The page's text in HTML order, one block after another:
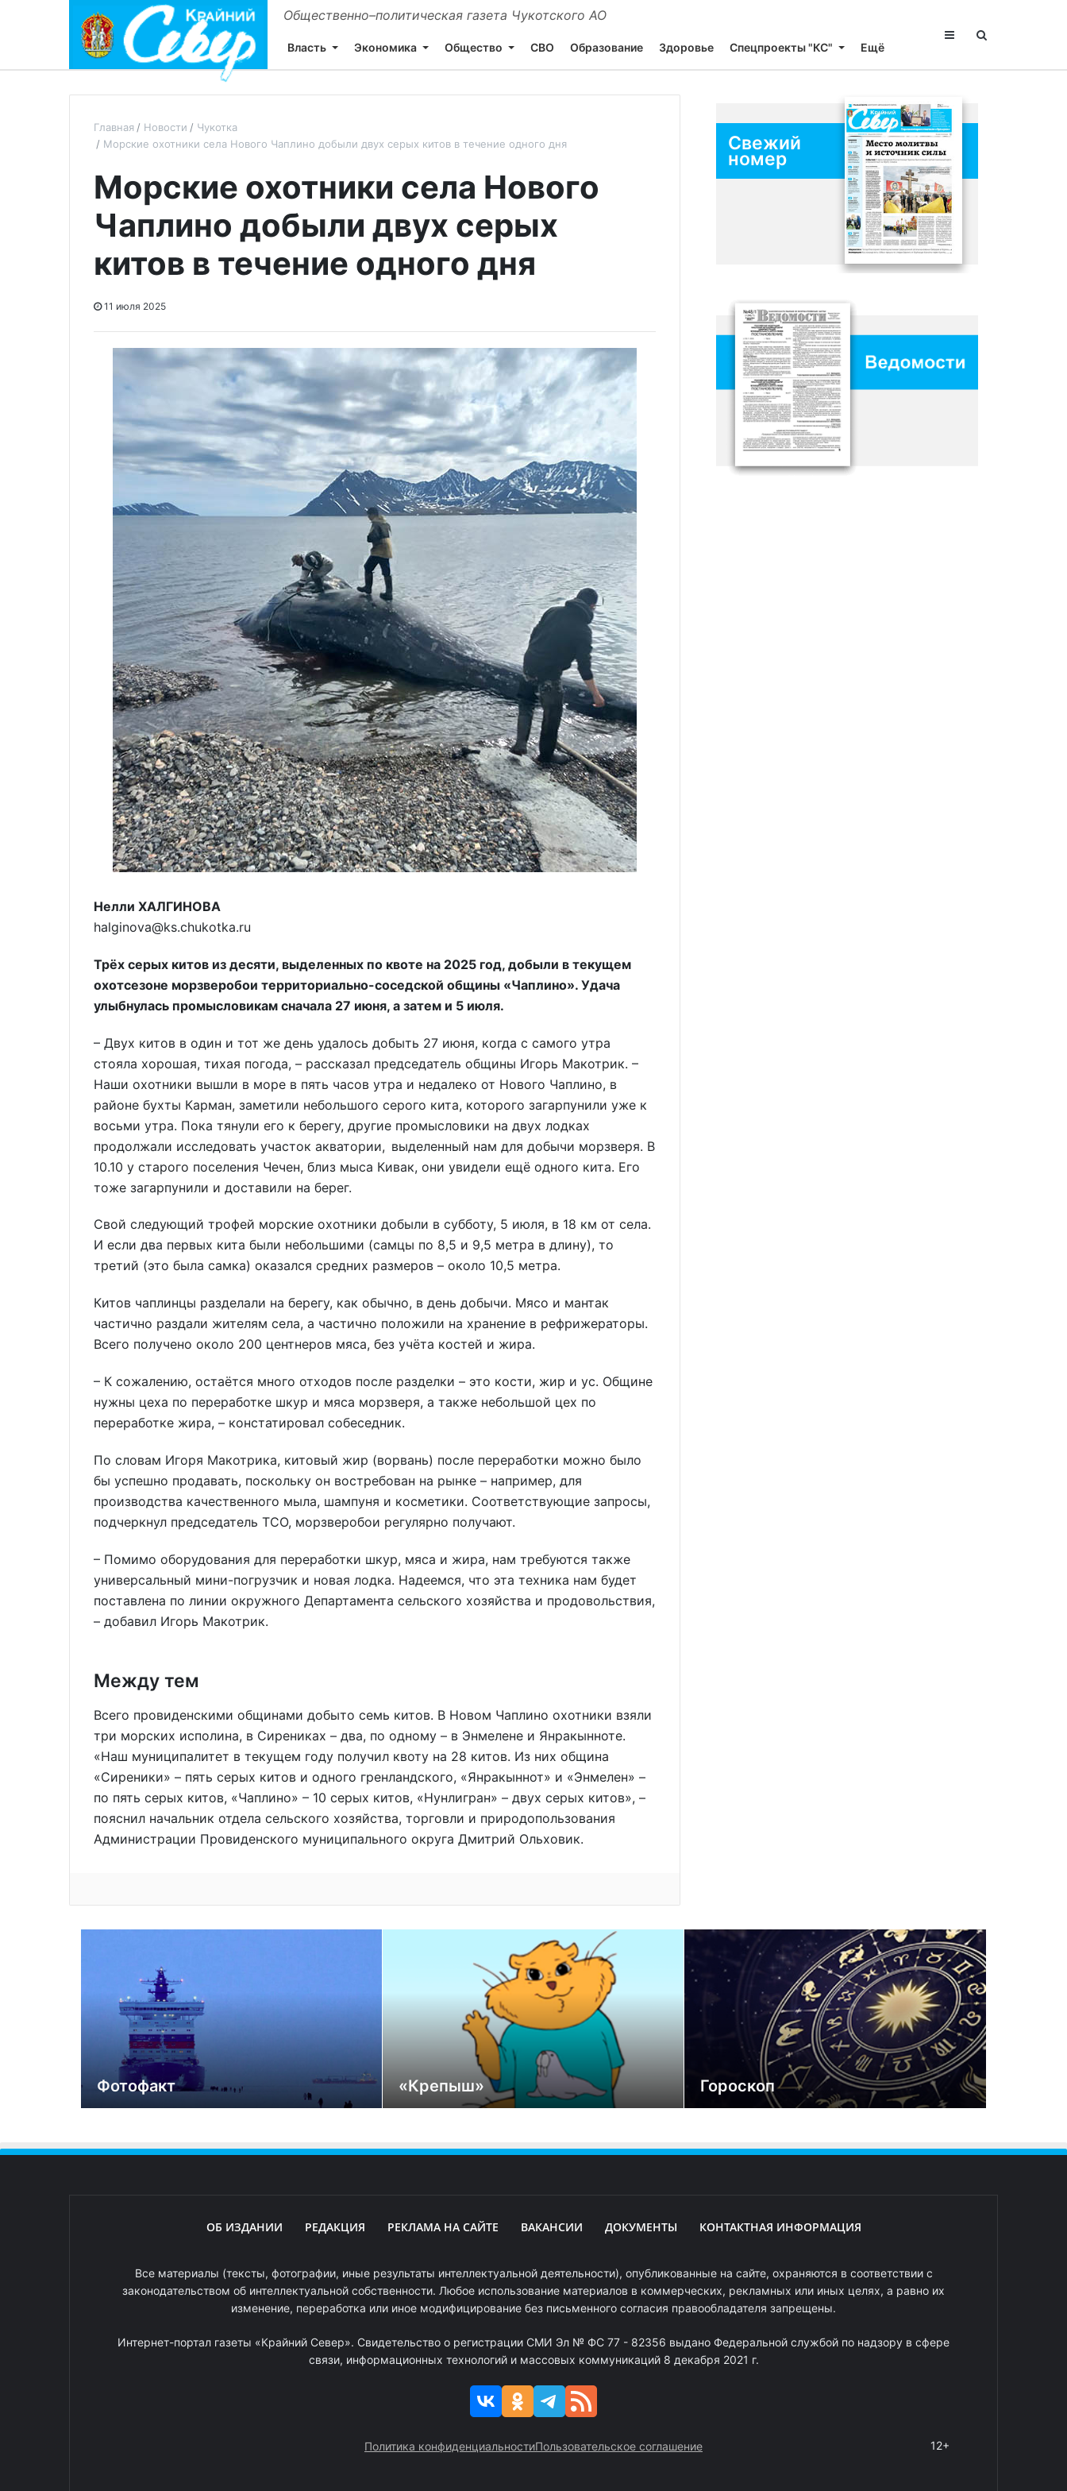
Общественно–политическая газета Чукотского АО
Власть Экономика Общество СВО Образование Здоровье Спецпроекты "КС" Ещё
Главная Новости
Чукотка
Морские охотники села Нового Чаплино добыли двух серых китов в течение одного дня
Морские охотники села Нового
Чаплино добыли двух серых
китов в течение одного дня
11 июля 2025
Нелли ХАЛГИНОВА
halginova@ks.chukotka.ru
Трёх серых китов из десяти, выделенных по квоте на 2025 год, добыли в текущем
охотсезоне морзверобои территориально-соседской общины «Чаплино». Удача
улыбнулась промысловикам сначала 27 июня, а затем и 5 июля.
– Двух китов в один и тот же день удалось добыть 27 июня, когда с самого утра
стояла хорошая, тихая погода, – рассказал председатель общины Игорь Макотрик. –
Наши охотники вышли в море в пять часов утра и недалеко от Нового Чаплино, в
районе бухты Карман, заметили небольшого серого кита, которого загарпунили уже к
восьми утра. Пока тянули его к берегу, другие промысловики на двух лодках
продолжали исследовать участок акватории, выделенный нам для добычи морзверя. В
10.10 у старого поселения Чечен, близ мыса Кивак, они увидели ещё одного кита. Его
тоже загарпунили и доставили на берег.
Свой следующий трофей морские охотники добыли в субботу, 5 июля, в 18 км от села.
И если два первых кита были небольшими (самцы по 8,5 и 9,5 метра в длину), то
третий (это была самка) оказался средних размеров – около 10,5 метра.
Китов чаплинцы разделали на берегу, как обычно, в день добычи. Мясо и мантак
частично раздали жителям села, а частично положили на хранение в рефрижераторы.
Всего получено около 200 центнеров мяса, без учёта костей и жира.
– К сожалению, остаётся много отходов после разделки – это кости, жир и ус. Общине
нужны цеха по переработке шкур и мяса морзверя, а также небольшой цех по
переработке жира, – констатировал собеседник.
По словам Игоря Макотрика, китовый жир (ворвань) после переработки можно было
бы успешно продавать, поскольку он востребован на рынке – например, для
производства качественного мыла, шампуня и косметики. Соответствующие запросы,
подчеркнул председатель ТСО, морзверобои регулярно получают.
– Помимо оборудования для переработки шкур, мяса и жира, нам требуются также
универсальный мини-погрузчик и новая лодка. Надеемся, что эта техника нам будет
поставлена по линии окружного Департамента сельского хозяйства и продовольствия,
– добавил Игорь Макотрик.
Между тем
Всего провиденскими общинами добыто семь китов. В Новом Чаплино охотники взяли
три морских исполина, в Сирениках – два, по одному – в Энмелене и Янракынноте.
«Наш муниципалитет в текущем году получил квоту на 28 китов. Из них община
«Сиреники» – пять серых китов и одного гренландского, «Янракыннот» и «Энмелен» –
по пять серых китов, «Чаплино» – 10 серых китов, «Нунлигран» – двух серых китов», –
пояснил начальник отдела сельского хозяйства, торговли и природопользования
Администрации Провиденского муниципального округа Дмитрий Ольховик.
Свежий
номер
Фотофакт «Крепыш» Гороскоп
ОБ ИЗДАНИИ РЕДАКЦИЯ РЕКЛАМА НА САЙТЕ ВАКАНСИИ ДОКУМЕНТЫ КОНТАКТНАЯ ИНФОРМАЦИЯ
Все материалы (тексты, фотографии, иные результаты интеллектуальной деятельности), опубликованные на сайте, охраняются в соответствии с
законодательством об интеллектуальной собственности. Любое использование материалов в коммерческих, рекламных или иных целях, а равно их
изменение, переработка или иное модифицирование без письменного согласия правообладателя запрещены.
Интернет-портал газеты «Крайний Север». Свидетельство о регистрации СМИ Эл № ФС 77 - 82356 выдано Федеральной службой по надзору в сфере
связи, информационных технологий и массовых коммуникаций 8 декабря 2021 г.
Политика конфиденциальностиПользовательское соглашение 12+